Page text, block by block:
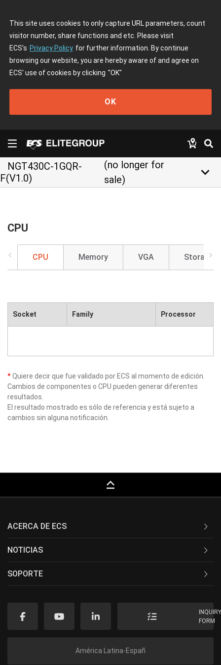
This site uses cookies to only capture URL parameters, count
visitor number, share functions and etc. Please visit
ECS's Privacy Policy for further information. By continue
browsing our website, you are hereby aware of and agree on
ECS' use of cookies by clicking "OK"
OK
NGT430C-1GQR-
F(V1.0)
(no longer for
sale)
keyboard_arrow_down
CPU
CPU Memory VGA Storage
Socket Family Processor
*Quiere decir que fue validado por ECS al momento de edición.
Cambios de componentes o CPU pueden generar diferentes
resultados.
El resultado mostrado es sólo de referencia y está sujeto a
cambios sin alguna notificación.
keyboard_capslock
ACERCA DE ECS
NOTICIAS
SOPORTE
FORM
América Latina-Españ